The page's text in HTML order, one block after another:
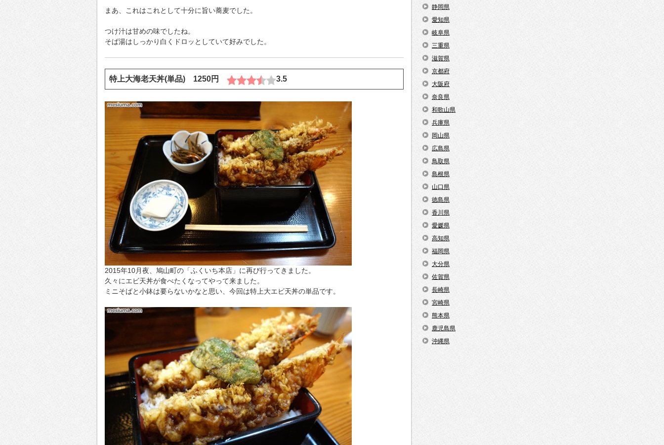
まあ、これはこれとして十分に旨い蕎麦でした。
つけ汁は甘めの味でしたね。
そば湯はしっかり白くドロッとしていて好みでした。
特上大海老天丼(単品) 1250円 3.5
2015年10月夜、鳩山町の「ふくいち本店」に再び行ってきました。
久々にエビ天丼が食べたくなってやって来ました。
ミニそばと小鉢は要らないかなと思い、今回は特上大エビ天丼の単品です。
静岡県
愛知県
岐阜県
三重県
滋賀県
京都府
大阪府
奈良県
和歌山県
兵庫県
岡山県
広島県
鳥取県
島根県
山口県
徳島県
香川県
愛媛県
高知県
福岡県
大分県
佐賀県
長崎県
宮崎県
熊本県
鹿児島県
沖縄県